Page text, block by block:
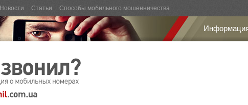
Новости Статьи Способы мобильного мошенничества